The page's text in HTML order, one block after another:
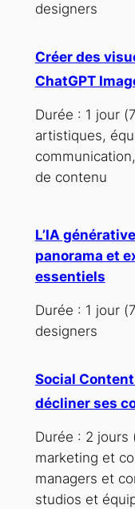
designers
Créer des
ChatGPT
Durée : 1 jour
artistiques,
de contenu
L’IA
panorama et
essentiels
Durée : 1 jour
designers
Social
décliner ses
Durée : 2 jours
marketing et
managers et
studios et